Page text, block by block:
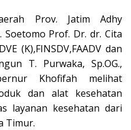
Prov. Jatim Adhy
Prof. Dr. dr. Cita
(K),FINSDV,FAADV dan
T. Purwaka, Sp.OG.,
Khofifah melihat
dan alat kesehatan
layanan kesehatan dari
Timur.